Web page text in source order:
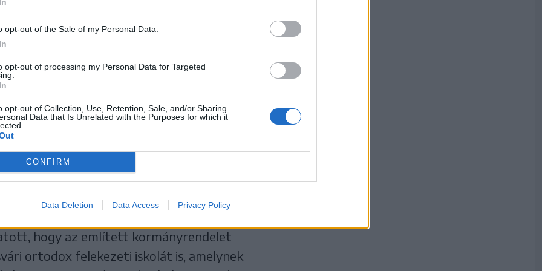
opt-out of the Sale of my Personal Data.
opt-out of processing my Personal Data for Targeted
opt-out of Collection, Use, Retention, Sale, and/or Sharing
Data that Is Unrelated with the Purposes for which it
CONFIRM
Data Deletion Data Access Privacy Policy
a marosvásárhelyi katolikus iskola
miután jogerősen érvénytelenítette a Legfelsőbb
II. Rákóczi Ferenc Római Katolikus Teológiai
ítéletet emeltek jogerőre.
kormányrendeletet, amelyben
a kereteit, ennek a
az oktatásügyi minisztérium
be az iskola létrehozási procedúrába, és
támadtak meg a bíróságon” –
hogy az említett kormányrendelet
ortodox felekezeti iskolát is, amelynek